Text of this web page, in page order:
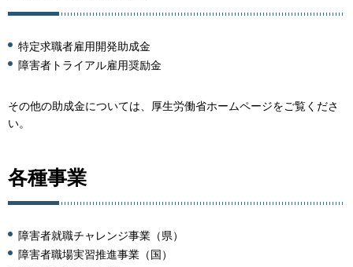
特定求職者雇用開発助成金
障害者トライアル雇用奨励金
その他の助成金については、厚生労働省ホームページをご覧くださ
い。
各種事業
障害者就職チャレンジ事業（県）
障害者職場実習推進事業（国）